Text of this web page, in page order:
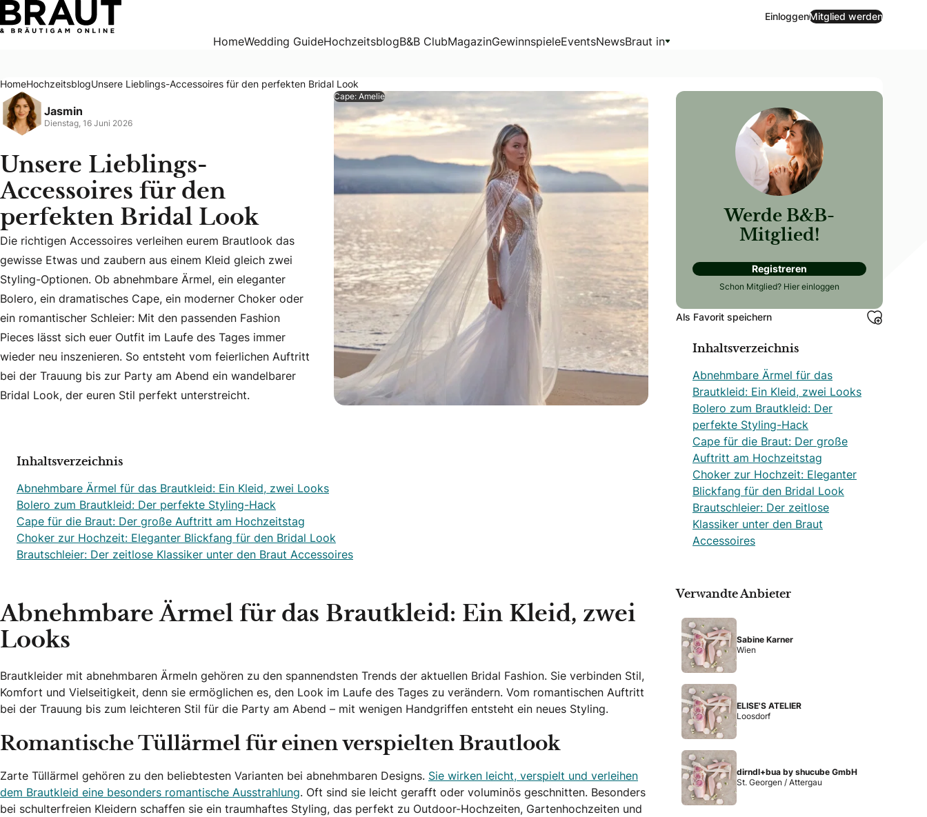
Unsere Lieblings-Accessoires für den perfekten Bridal Look
EinloggenMitglied werden
HomeWedding GuideHochzeitsblogB&B ClubMagazinGewinnspieleEventsNewsBraut in
HomeHochzeitsblogUnsere Lieblings-Accessoires für den perfekten Bridal Look
Jasmin
Dienstag, 16 Juni 2026
Unsere Lieblings-
Accessoires für den
perfekten Bridal Look
Die richtigen Accessoires verleihen eurem Brautlook das gewisse Etwas und zaubern aus einem Kleid gleich zwei Styling-Optionen. Ob abnehmbare Ärmel, ein eleganter
Die richtigen Accessoires verleihen eurem Brautlook das
gewisse Etwas und zaubern aus einem Kleid gleich zwei
Styling-Optionen. Ob abnehmbare Ärmel, ein eleganter
Bolero, ein dramatisches Cape, ein moderner Choker oder
ein romantischer Schleier: Mit den passenden Fashion
Pieces lässt sich euer Outfit im Laufe des Tages immer
wieder neu inszenieren. So entsteht vom feierlichen Auftritt
bei der Trauung bis zur Party am Abend ein wandelbarer
Bridal Look, der euren Stil perfekt unterstreicht.
Cape: Amelie
Inhaltsverzeichnis
Abnehmbare Ärmel für das Brautkleid: Ein Kleid, zwei Looks
Bolero zum Brautkleid: Der perfekte Styling-Hack
Cape für die Braut: Der große Auftritt am Hochzeitstag
Choker zur Hochzeit: Eleganter Blickfang für den Bridal Look
Brautschleier: Der zeitlose Klassiker unter den Braut Accessoires
Abnehmbare Ärmel für das Brautkleid: Ein Kleid, zwei
Looks
Brautkleider mit abnehmbaren Ärmeln gehören zu den spannendsten Trends der aktuellen Bridal Fashion. Sie verbinden Stil,
Komfort und Vielseitigkeit, denn sie ermöglichen es, den Look im Laufe des Tages zu verändern. Vom romantischen Auftritt
bei der Trauung bis zum leichteren Stil für die Party am Abend – mit wenigen Handgriffen entsteht ein neues Styling.
Romantische Tüllärmel für einen verspielten Brautlook
Zarte Tüllärmel gehören zu den beliebtesten Varianten bei abnehmbaren Designs. Sie wirken leicht, verspielt und verleihen
dem Brautkleid eine besonders romantische Ausstrahlung. Oft sind sie leicht gerafft oder voluminös geschnitten. Besonders
bei schulterfreien Kleidern schaffen sie ein traumhaftes Styling, das perfekt zu Outdoor-Hochzeiten, Gartenhochzeiten und
Werde B&B-
Mitglied!
Registreren
Schon Mitglied? Hier einloggen
Als Favorit speichern
Inhaltsverzeichnis
Abnehmbare Ärmel für das
Brautkleid: Ein Kleid, zwei Looks
Bolero zum Brautkleid: Der
perfekte Styling-Hack
Cape für die Braut: Der große
Auftritt am Hochzeitstag
Choker zur Hochzeit: Eleganter
Blickfang für den Bridal Look
Brautschleier: Der zeitlose
Klassiker unter den Braut
Accessoires
Verwandte Anbieter
Sabine Karner
Wien
ELISE'S ATELIER
Loosdorf
dirndl+bua by shucube GmbH
St. Georgen / Attergau